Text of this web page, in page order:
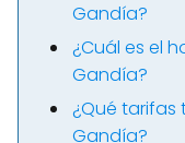
Gandía?
¿Cuál es el
Gandía?
¿Qué tarifas
Gandía?